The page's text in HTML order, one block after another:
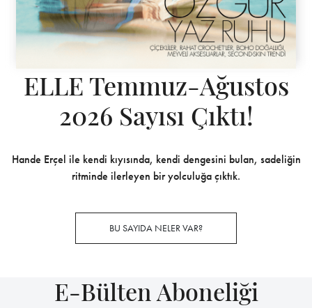
ELLE Temmuz-Ağustos
2026 Sayısı Çıktı!
Hande Erçel ile kendi kıyısında, kendi dengesini bulan, sadeliğin
ritminde ilerleyen bir yolculuğa çıktık.
BU SAYIDA NELER VAR?
E-Bülten Aboneliği